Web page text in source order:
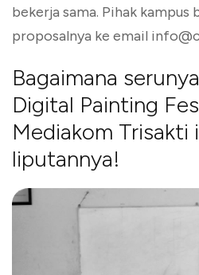
bekerja sama. Pihak kampus
proposalnya ke email
Bagaimana
Digital Painting
Mediakom Trisakti
liputannya!